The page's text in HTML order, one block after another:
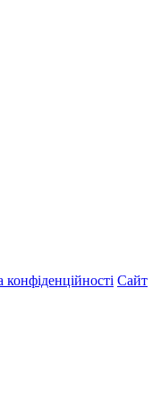
конфіденційності Сайт